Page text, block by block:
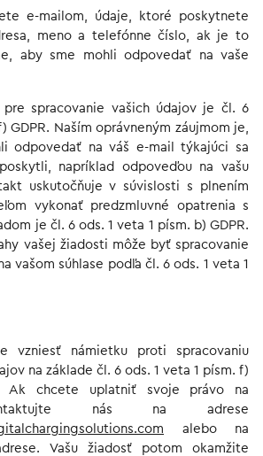
e-mailom, údaje, ktoré poskytnete
meno a telefónne číslo, ak je to
aby sme mohli odpovedať na vaše
pre spracovanie vašich údajov je čl. 6
GDPR. Naším oprávneným záujmom je,
odpovedať na váš e-mail týkajúci sa
napríklad odpoveďou na vašu
uskutočňuje v súvislosti s plnením
vykonať predzmluvné opatrenia s
je čl. 6 ods. 1 veta 1 písm. b) GDPR.
vašej žiadosti môže byť spracovanie
vašom súhlase podľa čl. 6 ods. 1 veta 1
vzniesť námietku proti spracovaniu
na základe čl. 6 ods. 1 veta 1 písm. f)
Ak chcete uplatniť svoje právo na
nás na adrese
alebo na
Vašu žiadosť potom okamžite